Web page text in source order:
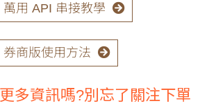
用 API 串接教學
商版使用方法
多資訊嗎?別忘了關注下單